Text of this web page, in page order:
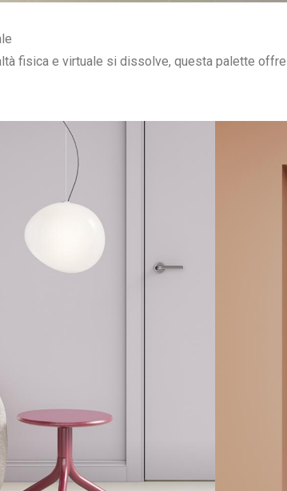
fisica e virtuale si dissolve, questa palette